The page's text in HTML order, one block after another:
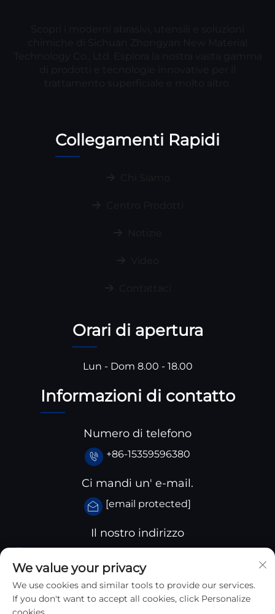
Collegamenti Rapidi
Orari di apertura
Lun - Dom 8.00 - 18.00
Informazioni di contatto
Numero di telefono
+86-15359596380
Ci mandi un' e-mail.
[email protected]
Il nostro indirizzo
provincia dello Sichuan, Cina
We value your privacy
We use cookies and similar tools to provide our services.
If you don't want to accept all cookies, click Personalize